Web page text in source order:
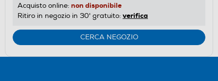
Acquisto online: non disponibile
Ritiro in negozio in 30' gratuito: verifica
CERCA NEGOZIO